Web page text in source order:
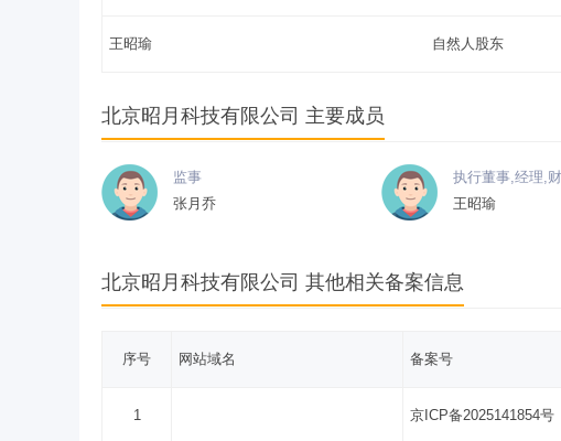
王昭瑜 自然人股东
北京昭月科技有限公司 主要成员
监事
张月乔
执行董事,经理,
王昭瑜
北京昭月科技有限公司 其他相关备案信息
序号 网站域名 备案号
1 京ICP备2025141854号